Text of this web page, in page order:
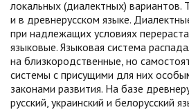
локальных (диалектных) вариантов.
и в древнерусском языке.
при надлежащих условиях
языковые. Языковая система
на близкородственные, но
системы с присущими для них
законами развития. На базе
русский, украинский и белорусский